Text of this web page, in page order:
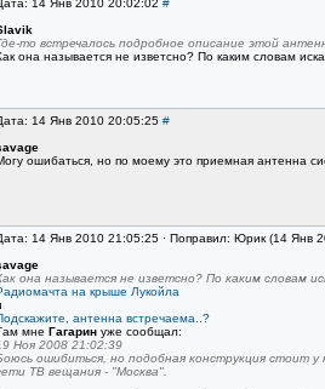
14 Янв 2010 20:02:02 #
то встречалось подробное описание этой
она называется не изветсно? По каким словам
14 Янв 2010 20:05:25 #
ошибаться, но по моему это приемная антенна
14 Янв 2010 21:05:25 · Поправил: Юрик (14 Янв
она называется не изветсно? По каким словам
на крыше Лукойла
антенна встречаема..?
мне Гагарин уже сообщал:
Ноя 2008 21:02:39
ошибиться, но подобная конструкция стоит
ТВ вещания - "Москва".